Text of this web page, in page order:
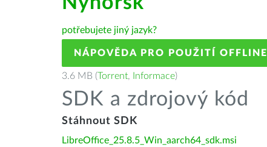
potřebujete jiný jazyk?
NÁPOVĚDA PRO POUŽITÍ OFFLINE
3.6 MB (Torrent, Informace)
SDK a zdrojový kód
Stáhnout SDK
LibreOffice_25.8.5_Win_aarch64_sdk.msi